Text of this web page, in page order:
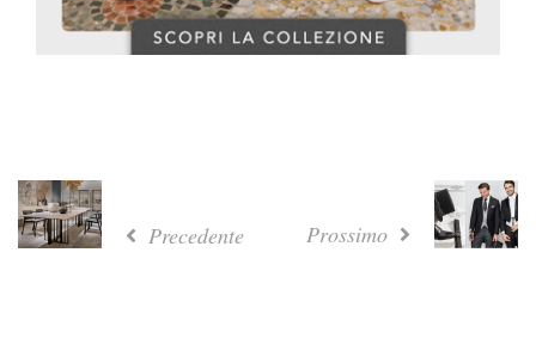
Precedente Prossimo